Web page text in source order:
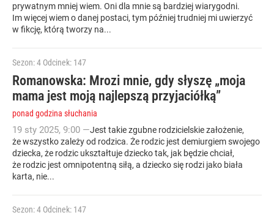
prywatnym mniej wiem. Oni dla mnie są bardziej wiarygodni.
Im więcej wiem o danej postaci, tym później trudniej mi uwierzyć
w fikcję, którą tworzy na...
Sezon: 4 Odcinek: 147
Romanowska: Mrozi mnie, gdy słyszę „moja
mama jest moją najlepszą przyjaciółką”
ponad godzina słuchania
19 sty 2025, 9:00 —Jest takie zgubne rodzicielskie założenie,
że wszystko zależy od rodzica. Że rodzic jest demiurgiem swojego
dziecka, że rodzic ukształtuje dziecko tak, jak będzie chciał,
że rodzic jest omnipotentną siłą, a dziecko się rodzi jako biała
karta, nie...
Sezon: 4 Odcinek: 147